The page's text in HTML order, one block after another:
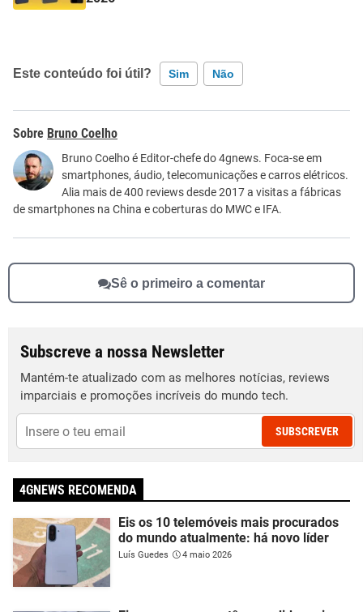
Este conteúdo foi útil? Sim Não
Este conteúdo contém informação incorreta
Este conteúdo não tem a informação que procuro
Outro
Bruno Coelho
Bruno Coelho é Editor-chefe do 4gnews. Foca-se em
smartphones, áudio, telecomunicações e carros elétricos.
Alia mais de 400 reviews desde 2017 a visitas a fábricas
de smartphones na China e coberturas do MWC e IFA.
Sê o primeiro a comentar
Subscreve a nossa Newsletter
Mantém-te atualizado com as melhores notícias, reviews
imparciais e promoções incríveis do mundo tech.
SUBSCREVER
4GNEWS RECOMENDA
Eis os 10 telemóveis mais procurados
do mundo atualmente: há novo líder
Luís Guedes 4 maio 2026